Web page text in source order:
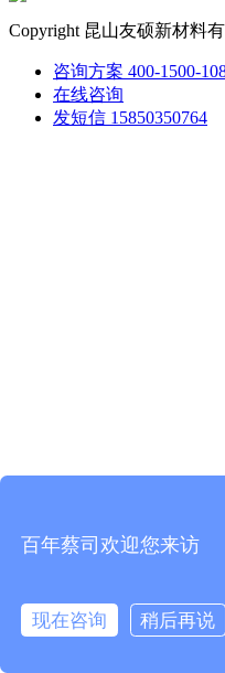
Copyright 昆山友硕新材料
咨询方案 400-1500-
在线咨询
发短信 15850350764
百年蔡司欢迎您来访
现在咨询
稍后再说
在线咨询